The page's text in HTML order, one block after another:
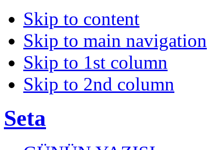
Skip to content
Skip to main navigation
Skip to 1st column
Skip to 2nd column
Seta